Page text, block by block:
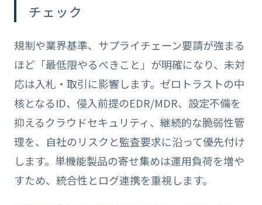
チェック
規制や業界基準、サプライチェーン要請が強まる
ほど「最低限やるべきこと」が明確になり、未対
応は入札・取引に影響します。ゼロトラストの中
核となるID、侵入前提のEDR/MDR、設定不備を
抑えるクラウドセキュリティ、継続的な脆弱性管
理を、自社のリスクと監査要求に沿って優先付け
します。単機能製品の寄せ集めは運用負荷を増や
すため、統合性とログ連携を重視します。